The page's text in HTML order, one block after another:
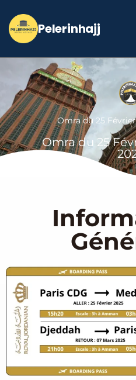
contenu
Omra du 25
Omra du 25